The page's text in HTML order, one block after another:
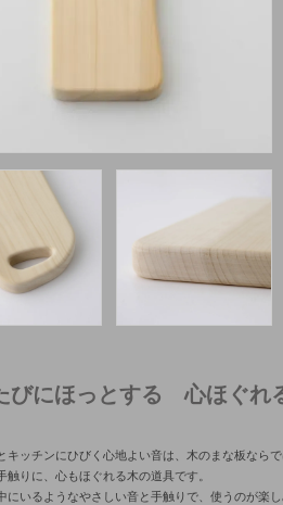
びにほっとする 心ほぐれ
キッチンにひびく心地よい音は、木のまな板ならで
触りに、心もほぐれる木の道具です。
にいるようなやさしい音と手触りで、使うのが楽し